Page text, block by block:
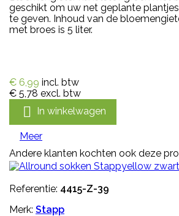
geschikt om uw net geplante
te geven. Inhoud van de
met broes is 5 liter.
€ 6,99 incl. btw
€ 5,78 excl. btw
 In winkelwagen
Meer
Andere klanten kochten ook deze
Referentie: 4415-Z-39
Merk: Stapp